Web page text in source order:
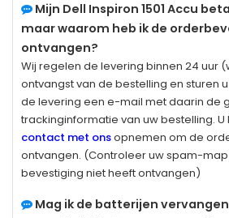
Mijn Dell Inspiron 1501 Accu
maar waarom heb ik de
ontvangen?
Wij regelen de levering binnen 24 uur
ontvangst van de bestelling en sturen
de levering een e-mail met daarin de
trackinginformatie van uw bestelling. U
contact met onsopnemen om de
ontvangen. (Controleer uw spam-
bevestiging niet heeft ontvangen)
Mag ik de batterijen